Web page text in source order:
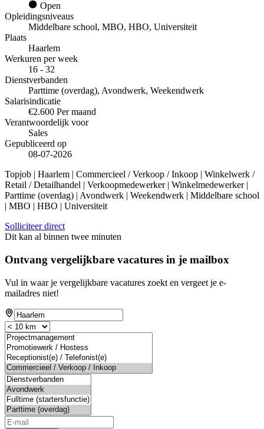
Open
Opleidingsniveaus
Middelbare school, MBO, HBO, Universiteit
Plaats
Haarlem
Werkuren per week
16 - 32
Dienstverbanden
Parttime (overdag), Avondwerk, Weekendwerk
Salarisindicatie
€2.600 Per maand
Verantwoordelijk voor
Sales
Gepubliceerd op
08-07-2026
Topjob | Haarlem | Commercieel / Verkoop / Inkoop | Winkelwerk /
Retail / Detailhandel | Verkoopmedewerker | Winkelmedewerker |
Parttime (overdag) | Avondwerk | Weekendwerk | Middelbare school
| MBO | HBO | Universiteit
Solliciteer direct
Dit kan al binnen twee minuten
Ontvang vergelijkbare vacatures in je mailbox
Vul in waar je vergelijkbare vacatures zoekt en vergeet je e-
mailadres niet!